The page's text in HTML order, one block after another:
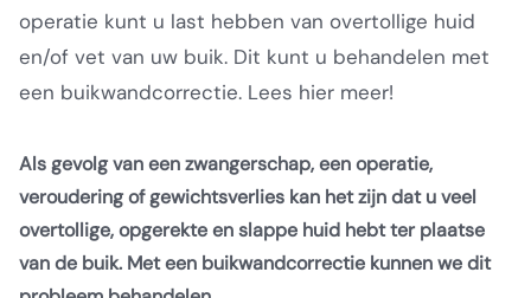
operatie kunt u last hebben van overtollige huid
en/of vet van uw buik. Dit kunt u behandelen met
een buikwandcorrectie. Lees hier meer!
Als gevolg van een zwangerschap, een operatie,
veroudering of gewichtsverlies kan het zijn dat u veel
overtollige, opgerekte en slappe huid hebt ter plaatse
van de buik. Met een buikwandcorrectie kunnen we dit